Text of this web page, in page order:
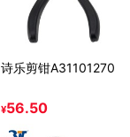
诗乐剪钳A31101270
¥56.50